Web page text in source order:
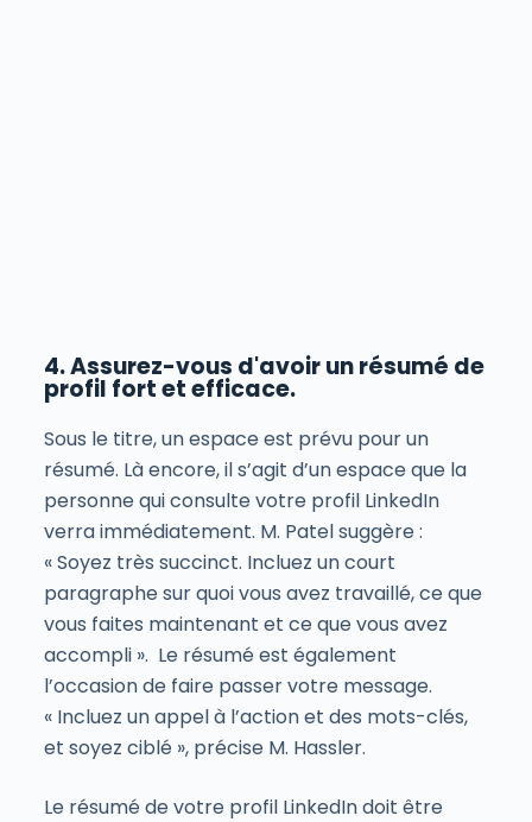
4. Assurez-vous d'avoir un résumé de
profil fort et efficace.
Sous le titre, un espace est prévu pour un
résumé. Là encore, il s’agit d’un espace que la
personne qui consulte votre profil LinkedIn
verra immédiatement. M. Patel suggère :
« Soyez très succinct. Incluez un court
paragraphe sur quoi vous avez travaillé, ce que
vous faites maintenant et ce que vous avez
accompli ». Le résumé est également
l’occasion de faire passer votre message.
« Incluez un appel à l’action et des mots-clés,
et soyez ciblé », précise M. Hassler.
Le résumé de votre profil LinkedIn doit être